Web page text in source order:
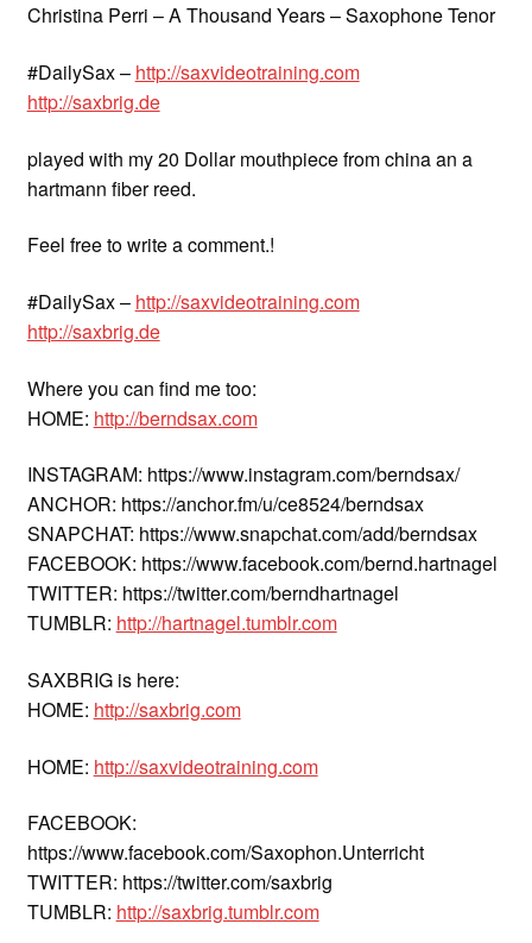
Christina Perri – A Thousand Years – Saxophone Tenor
#DailySax – http://saxvideotraining.com
http://saxbrig.de
played with my 20 Dollar mouthpiece from china an a
hartmann fiber reed.
Feel free to write a comment.!
#DailySax – http://saxvideotraining.com
http://saxbrig.de
Where you can find me too:
HOME: http://berndsax.com
INSTAGRAM: https://www.instagram.com/berndsax/
ANCHOR: https://anchor.fm/u/ce8524/berndsax
SNAPCHAT: https://www.snapchat.com/add/berndsax
FACEBOOK: https://www.facebook.com/bernd.hartnagel
TWITTER: https://twitter.com/berndhartnagel
TUMBLR: http://hartnagel.tumblr.com
SAXBRIG is here:
HOME: http://saxbrig.com
HOME: http://saxvideotraining.com
FACEBOOK:
https://www.facebook.com/Saxophon.Unterricht
TWITTER: https://twitter.com/saxbrig
TUMBLR: http://saxbrig.tumblr.com